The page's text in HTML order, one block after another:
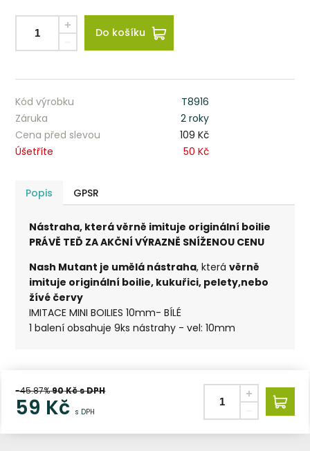
Do košíku
Kód výrobku
T8916
Záruka
2 roky
Cena před slevou
109 Kč
Úšetříte
50 Kč
Popis GPSR
Nástraha, která věrně imituje originální boilie
PRÁVĚ TEĎ ZA AKČNÍ VÝRAZNĚ SNÍŽENOU CENU
Nash Mutant je umělá nástraha, kterávěrně
imituje originální boilie, kukuřici, pelety,nebo
žívé červy
IMITACE MINI BOILIES 10mm- BÍLÉ
1 balení obsahuje 9ks nástrahy - vel: 10mm
-45.87%90Kč s DPH
59 Kč s DPH